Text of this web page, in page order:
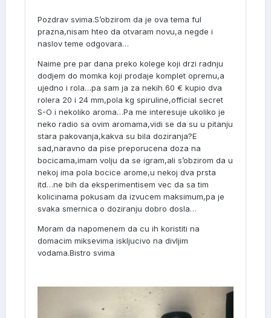
Pozdrav svima.S’obzirom da je ova tema ful
prazna,nisam hteo da otvaram novu,a negde i
naslov teme odgovara…
Naime pre par dana preko kolege koji drzi radnju
dodjem do momka koji prodaje komplet opremu,a
ujedno i rola…pa sam ja za nekih 60 € kupio dva
rolera 20 i 24 mm,pola kg spiruline,official secret
S-O i nekoliko aroma…Pa me interesuje ukoliko je
neko radio sa ovim aromama,vidi se da su u pitanju
stara pakovanja,kakva su bila doziranja?E
sad,naravno da pise preporucena doza na
bocicama,imam volju da se igram,ali s’obzirom da u
nekoj ima pola bocice arome,u nekoj dva prsta
itd…ne bih da eksperimentisem vec da sa tim
kolicinama pokusam da izvucem maksimum,pa je
svaka smernica o doziranju dobro dosla…
Moram da napomenem da cu ih koristiti na
domacim miksevima iskljucivo na divljim
vodama.Bistro svima